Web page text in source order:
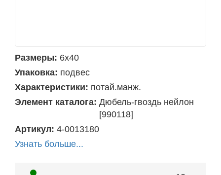
Размеры: 6х40
Упаковка: подвес
Характеристики: потай.манж.
Элемент каталога: Дюбель-гвоздь нейлон
[990118]
Артикул: 4-0013180
Узнать больше...